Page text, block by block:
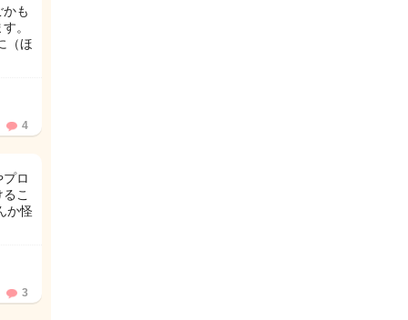
も
。
（ほ
4
ロ
こ
か怪
3